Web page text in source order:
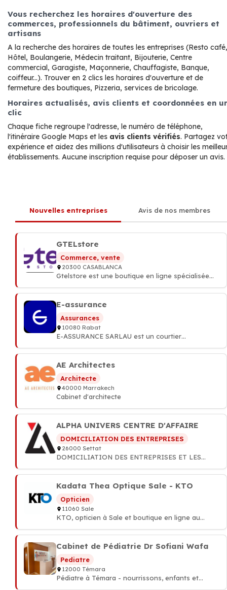
Vous recherchez les horaires d'ouverture des
commerces, professionnels du bâtiment, ouvriers et
artisans
A la recherche des horaires de toutes les entreprises (Resto café,
Hôtel, Boulangerie, Médecin traitant, Bijouterie, Centre
commercial, Garagiste, Maçonnerie, Chauffagiste, Banque,
coiffeur...). Trouver en 2 clics les horaires d'ouverture et de
fermeture des boutiques, Pizzeria, services de bricolage.
Horaires actualisés, avis clients et coordonnées en
clic
Chaque fiche regroupe l'adresse, le numéro de téléphone,
l'itinéraire Google Maps et les avis clients vérifiés. Partagez
expérience et aidez des millions d'utilisateurs à choisir les
établissements. Aucune inscription requise pour déposer un avis.
Nouvelles entreprises Avis de nos membres
GTELstore
Commerce, vente
20300 CASABLANCA
Gtelstore est une boutique en ligne spécialisée
Casablanca et livrant dans tout le Maroc.
E-assurance
Assurances
10080 Rabat
E-ASSURANCE SARLAU est un courtier
(Rabat), agréé ACAPS. Comparez gratuitement les
offres des principales compagnies au Maroc et
accompagnement personnalisé.
AE Architectes
Architecte
40000 Marrakech
Cabinet d'architecte
ALPHA UNIVERS CENTRE D'AFFAIRE
DOMICILIATION DES ENTREPRISES
26000 Settat
DOMICILIATION DES ENTREPRISES ET LES
Kadata Thea Optique Sale - KTO
Opticien
11060 Sale
KTO, opticien à Sale et boutique en ligne au
lentilles de contact des plus grandes marques.
Examen de vue, conseil personnalisé, montage de
Cabinet de Pédiatrie Dr Sofiani Wafa
Pediatre
12000 Témara
Pédiatre à Témara - nourrissons, enfants et